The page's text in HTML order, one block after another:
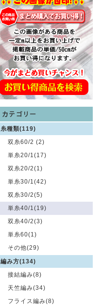
糸種類(119)
双糸60/2 (2)
単糸20/1(17)
双糸20/2(1)
単糸30/1(42)
双糸30/2(5)
単糸40/1(19)
双糸40/2(3)
単糸60(1)
その他(29)
編み方(134)
接結編み(8)
天竺編み(34)
フライス編み(8)